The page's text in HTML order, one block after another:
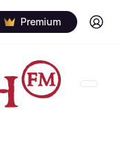
Premium Log in